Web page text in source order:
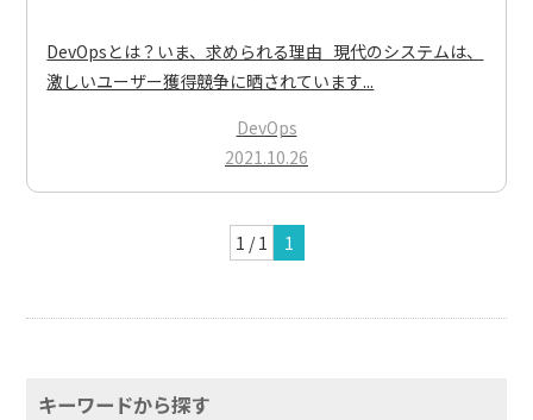
DevOpsとは？いま、求められる理由 現代のシステムは、
激しいユーザー獲得競争に晒されています...
DevOps
2021.10.26
1 / 1 1
キーワードから探す